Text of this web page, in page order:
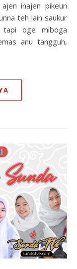
inajen pikeun
teh lain saukur
tapi oge miboga
anu tangguh,